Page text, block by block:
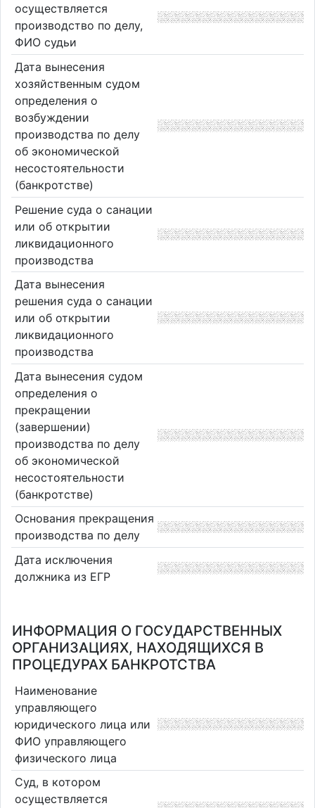
осуществляется
производство по делу,
ФИО судьи
Дата вынесения
хозяйственным судом
определения о
возбуждении
производства по делу
об экономической
несостоятельности
(банкротстве)
Решение суда о санации
или об открытии
ликвидационного
производства
Дата вынесения
решения суда о санации
или об открытии
ликвидационного
производства
Дата вынесения судом
определения о
прекращении
(завершении)
производства по делу
об экономической
несостоятельности
(банкротстве)
Основания прекращения
производства по делу
Дата исключения
должника из ЕГР
ИНФОРМАЦИЯ О ГОСУДАРСТВЕННЫХ
ОРГАНИЗАЦИЯХ, НАХОДЯЩИХСЯ В
ПРОЦЕДУРАХ БАНКРОТСТВА
Наименование
управляющего
юридического лица или
ФИО управляющего
физического лица
Суд, в котором
осуществляется